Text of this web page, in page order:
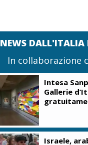
NEWS DALL'ITALIA
In collaborazione
Intesa
Gallerie
Israele,